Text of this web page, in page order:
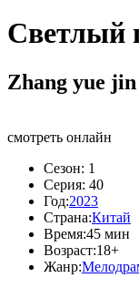
Светлый
Zhang yue
смотреть онлайн
Сезон: 1
Серия: 40
Год:2023
Страна:Китай
Время:45 мин
Возраст:18+
Жанр: